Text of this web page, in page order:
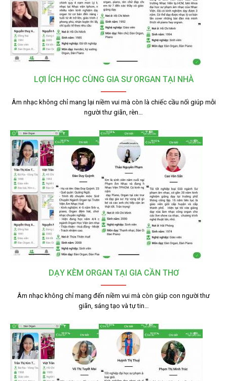
LỢI ÍCH HỌC CÙNG GIA SƯ ORGAN TẠI NHÀ
Âm nhạc không chỉ mang lại niềm vui mà còn là chiếc cầu nối giúp mỗi
người thư giãn, rèn…
DẠY KÈM ORGAN TẠI GIA CẦN THƠ
Âm nhạc không chỉ mang đến niềm vui mà còn giúp con người thư
giãn, sáng tạo và tự tin…